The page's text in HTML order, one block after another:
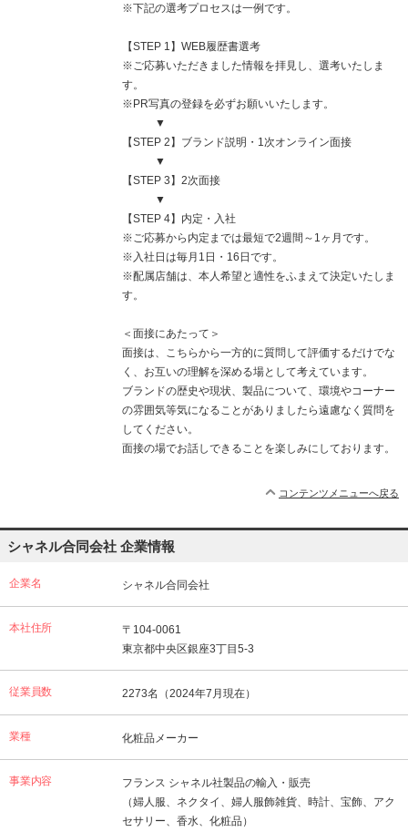
※下記の選考プロセスは一例です。
【STEP 1】WEB履歴書選考
※ご応募いただきました情報を拝見し、選考いたしま
す。
※PR写真の登録を必ずお願いいたします。
▼
【STEP 2】ブランド説明・1次オンライン面接
▼
【STEP 3】2次面接
▼
【STEP 4】内定・入社
※ご応募から内定までは最短で2週間～1ヶ月です。
※入社日は毎月1日・16日です。
※配属店舗は、本人希望と適性をふまえて決定いたしま
す。
＜面接にあたって＞
面接は、こちらから一方的に質問して評価するだけでな
く、お互いの理解を深める場として考えています。
ブランドの歴史や現状、製品について、環境やコーナー
の雰囲気等気になることがありましたら遠慮なく質問を
してください。
面接の場でお話しできることを楽しみにしております。
コンテンツメニューへ戻る
シャネル合同会社 企業情報
企業名 シャネル合同会社
本社住所
〒104-0061
東京都中央区銀座3丁目5-3
従業員数 2273名（2024年7月現在）
業種 化粧品メーカー
事業内容
フランス シャネル社製品の輸入・販売
（婦人服、ネクタイ、婦人服飾雑貨、時計、宝飾、アク
セサリー、香水、化粧品）